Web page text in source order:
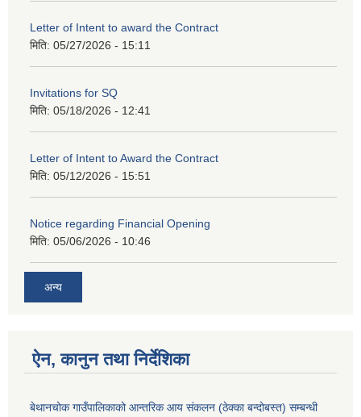
Letter of Intent to award the Contract
मिति: 05/27/2026 - 15:11
Invitations for SQ
मिति: 05/18/2026 - 12:41
Letter of Intent to Award the Contract
मिति: 05/12/2026 - 15:51
Notice regarding Financial Opening
मिति: 05/06/2026 - 10:46
अन्य
ऐन, कानुन तथा निर्देशिका
बेथानचोक गाउँपालिकाको आन्तरिक आय संकलन (ठेक्का बन्दोबस्त) सम्बन्धी